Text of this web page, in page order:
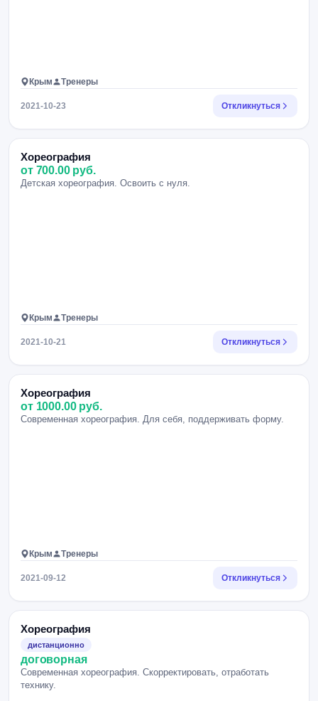
Крым Тренеры
2021-10-23 Откликнуться
Хореография
от 700.00 руб.
Детская хореография. Освоить с нуля.
Крым Тренеры
2021-10-21 Откликнуться
Хореография
от 1000.00 руб.
Современная хореография. Для себя, поддерживать форму.
Крым Тренеры
2021-09-12 Откликнуться
Хореография
дистанционно
договорная
Современная хореография. Скорректировать, отработать
технику.